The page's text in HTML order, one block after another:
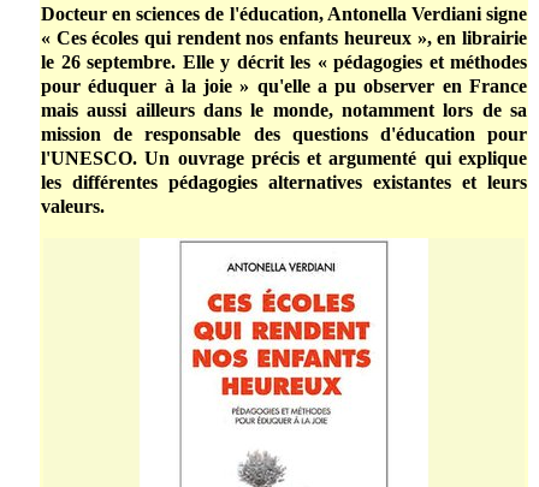
Docteur en sciences de l'éducation, Antonella Verdiani signe
« Ces écoles qui rendent nos enfants heureux », en librairie
le 26 septembre. Elle y décrit les « pédagogies et méthodes
pour éduquer à la joie » qu'elle a pu observer en France
mais aussi ailleurs dans le monde, notamment lors de sa
mission de responsable des questions d'éducation pour
l'UNESCO. Un ouvrage précis et argumenté qui explique
les différentes pédagogies alternatives existantes et leurs
valeurs.